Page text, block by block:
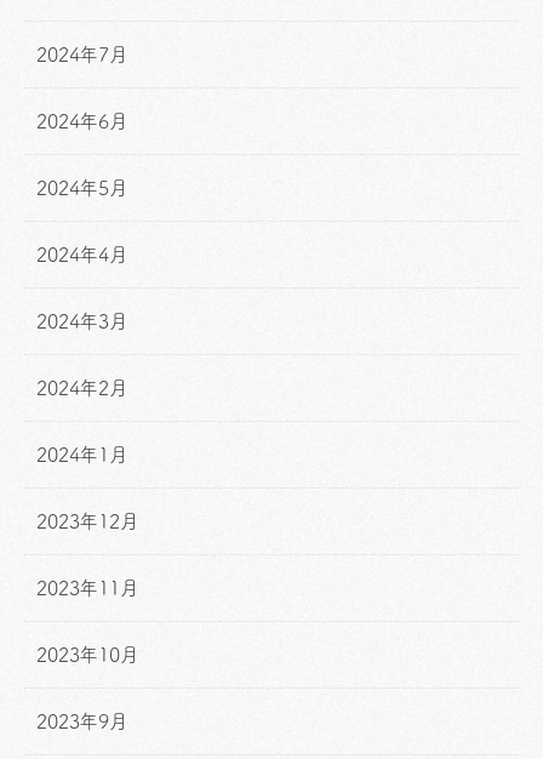
2024年7月
2024年6月
2024年5月
2024年4月
2024年3月
2024年2月
2024年1月
2023年12月
2023年11月
2023年10月
2023年9月